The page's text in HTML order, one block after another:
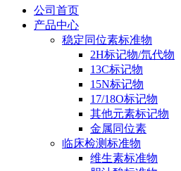
公司首页
产品中心
稳定同位素标准物
2H标记物/氘代物
13C标记物
15N标记物
17/18O标记物
其他元素标记物
金属同位素
临床检测标准物
维生素标准物